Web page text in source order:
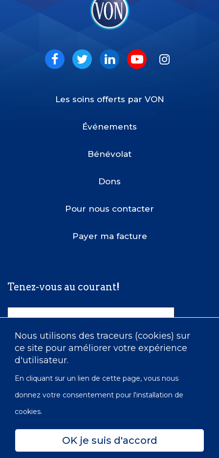
Nous utilisons des traceurs (cookies) sur
ce site pour améliorer votre expérience
d'utilisateur.
En cliquant sur un lien de cette page, vous nous
donnez votre consentement pour l'installation de
cookies.
OK je suis d'accord
Social
Les soins offerts par VON
Événements
Bénévolat
Dons
Pour nous contacter
Payer ma facture
Tenez-vous au courant!
Nom
Courriel